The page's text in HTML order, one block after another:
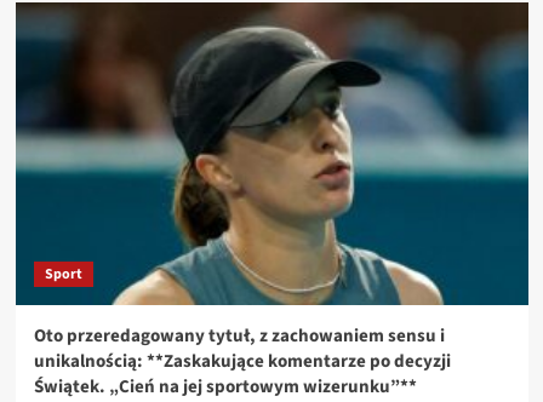
Sport
Oto przeredagowany tytuł, z zachowaniem sensu i
unikalnością: **Zaskakujące komentarze po decyzji
Świątek. „Cień na jej sportowym wizerunku”**